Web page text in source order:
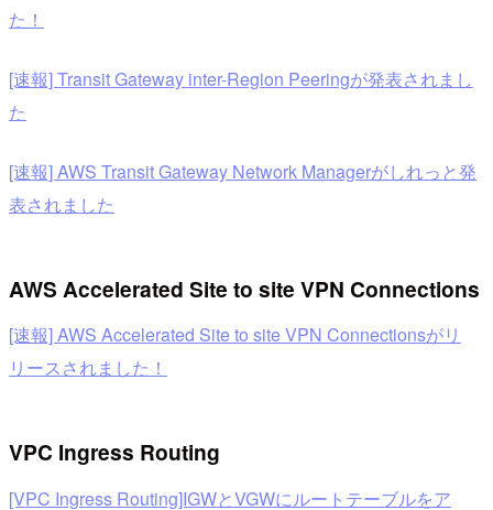
た！
[速報] Transit Gateway inter-Region Peeringが発表されまし
た
[速報] AWS Transit Gateway Network Managerがしれっと発
表されました
AWS Accelerated Site to site VPN Connections
[速報] AWS Accelerated Site to site VPN Connectionsがリ
リースされました！
VPC Ingress Routing
[VPC Ingress Routing]IGWとVGWにルートテーブルをア